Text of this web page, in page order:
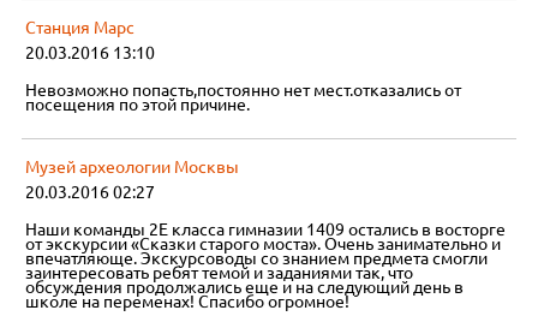
Станция Марс
20.03.2016 13:10
Невозможно попасть,постоянно нет мест.отказались от
посещения по этой причине.
Музей археологии Москвы
20.03.2016 02:27
Наши команды 2Е класса гимназии 1409 остались в восторге
от экскурсии «Сказки старого моста». Очень занимательно и
впечатляюще. Экскурсоводы со знанием предмета смогли
заинтересовать ребят темой и заданиями так, что
обсуждения продолжались еще и на следующий день в
школе на переменах! Спасибо огромное!